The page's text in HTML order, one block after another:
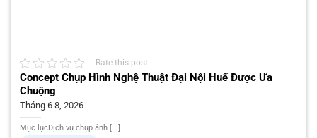
Rate this post
Concept Chụp Hình Nghệ Thuật Đại Nội Huế Được Ưa
Chuộng
Tháng 6 8, 2026
Mục lụcDịch vụ chụp ảnh [...]